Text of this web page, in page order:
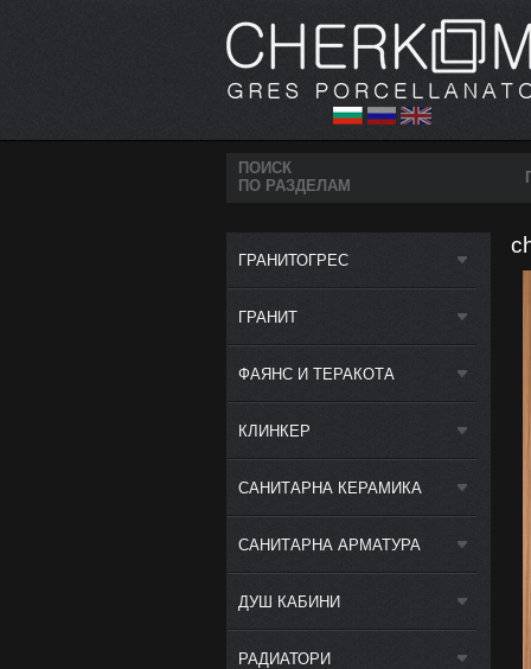
ПОИСК
ПО РАЗДЕЛАМ
ГРАНИТОГРЕС
ГРАНИТ
ФАЯНС И ТЕРАКОТА
КЛИНКЕР
САНИТАРНА КЕРАМИКА
САНИТАРНА АРМАТУРА
ДУШ КАБИНИ
РАДИАТОРИ